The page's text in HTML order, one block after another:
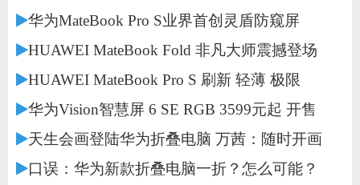
华为MateBook Pro S业界首创灵盾防窥屏
HUAWEI MateBook Fold 非凡大师震撼登场
HUAWEI MateBook Pro S 刷新 轻薄 极限
华为Vision智慧屏 6 SE RGB 3599元起 开售
天生会画登陆华为折叠电脑 万茜：随时开画
口误：华为新款折叠电脑一折？怎么可能？